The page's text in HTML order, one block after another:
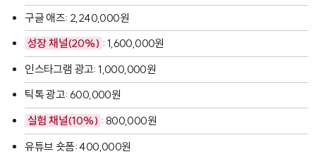
구글 애즈: 2,240,000원
성장 채널(20%) : 1,600,000원
인스타그램 광고: 1,000,000원
틱톡 광고: 600,000원
실험 채널(10%) : 800,000원
유튜브 숏폼: 400,000원